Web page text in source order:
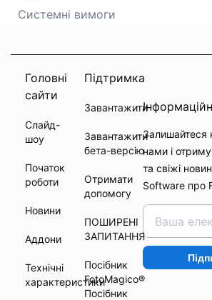
Системні вимоги
Головні
сайти
Слайд-
шоу
Початок
роботи
Новини
Аддони
Технічні
характеристики
Підтримка
Завантажити
Завантажити
бета-версію
Отримати
допомогу
ПОШИРЕНІ
ЗАПИТАННЯ
Посібник
FotoMagico®
Посібник
Залишайтеся
нами і
та свіжі
Software про